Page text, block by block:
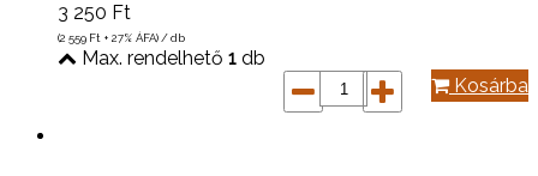
3 250 Ft
(2 559 Ft + 27% ÁFA) / db
Max. rendelhető 1 db
Kosárba